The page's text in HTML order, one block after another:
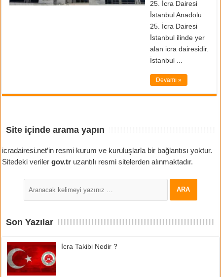
25. İcra Dairesi
İstanbul Anadolu
25. İcra Dairesi
İstanbul ilinde yer
alan icra dairesidir.
İstanbul ...
Devamı »
Site içinde arama yapın
icradairesi.net’in resmi kurum ve kuruluşlarla bir bağlantısı yoktur.
Sitedeki verilergov.tr uzantılı resmi sitelerden alınmaktadır.
Son Yazılar
İcra Takibi Nedir ?